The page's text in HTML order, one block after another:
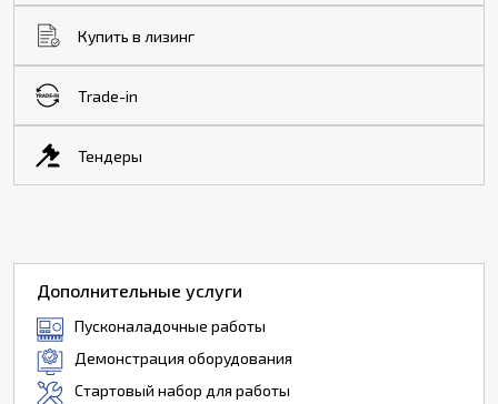
Купить в лизинг
Trade-in
Тендеры
Дополнительные услуги
Пусконаладочные работы
Демонстрация оборудования
Стартовый набор для работы